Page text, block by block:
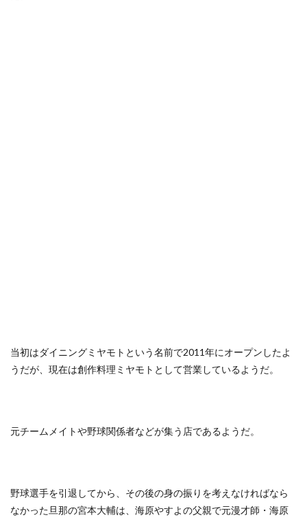
当初はダイニングミヤモトという名前で2011年にオープンしたよ
うだが、現在は創作料理ミヤモトとして営業しているようだ。
元チームメイトや野球関係者などが集う店であるようだ。
野球選手を引退してから、その後の身の振りを考えなければなら
なかった旦那の宮本大輔は、海原やすよの父親で元漫才師・海原